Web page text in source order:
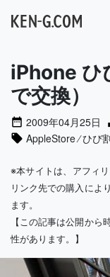
メインナ
iPhone ひ
で交換）
2009年04月25日
AppleStore⁄ひび
※本サイトは、アフィ
リンク先での購入によ
ます。
【この記事は公開から
性があります。】